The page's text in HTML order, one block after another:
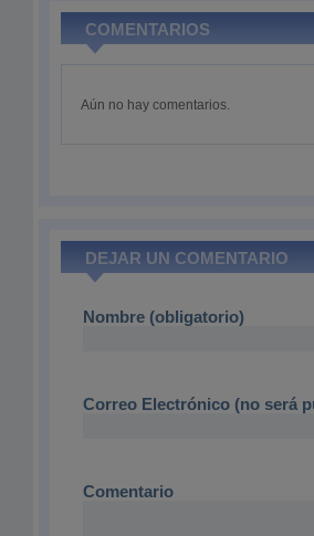
COMENTARIOS
Aún no hay comentarios.
DEJAR UN COMENTARIO
Nombre (obligatorio)
Correo Electrónico (no será
Comentario